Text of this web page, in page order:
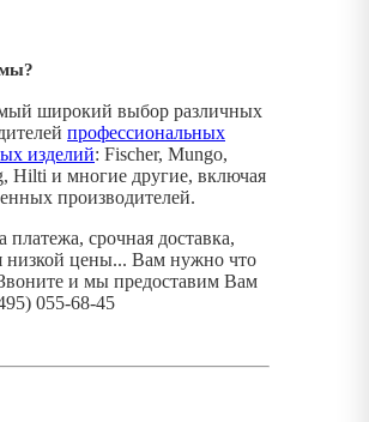
широкий выбор различных
профессиональных
изделий: Fischer, Mungo,
Hilti и многие другие, включая
производителей.
платежа, срочная доставка,
низкой цены... Вам нужно что
и мы предоставим Вам
055-68-45